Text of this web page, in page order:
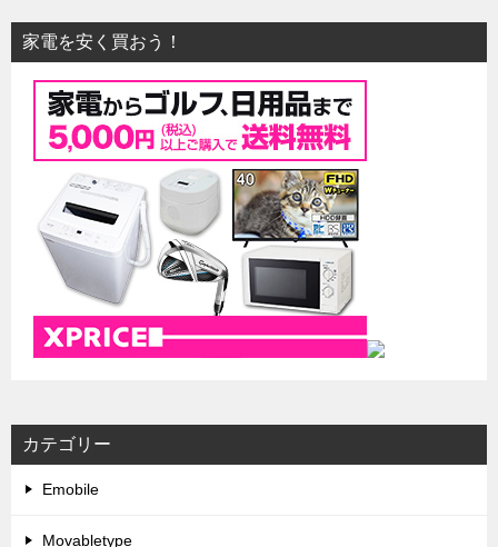
家電を安く買おう！
カテゴリー
Emobile
Movabletype